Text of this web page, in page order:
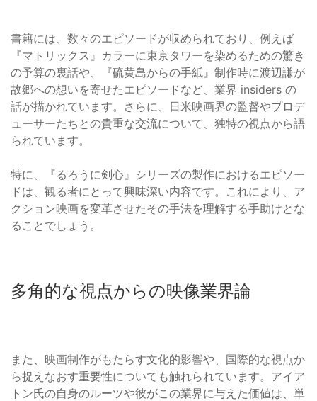
書籍には、数々のエピソードが収められており、例えば
『マトリックス』カラーに東京タワーを染めるための驚き
の予算の裏話や、『硫黄島からの手紙』制作時に渡辺謙が
故郷への想いを寄せたエピソードなど、業界 insiders の
話が描かれています。さらに、日米映画界の監督やプロデ
ューサーたちとの貴重な交流について、独特の視点から語
られています。
特に、『るろうに剣心』シリーズの製作におけるエピソー
ドは、観る者にとって興味深い内容です。これにより、ア
クション映画を変革させたその手法を理解する手助けとな
ることでしょう。
多角的な視点からの映像業界論
また、映画制作がもたらす文化的影響や、国際的な視点か
ら捉えなおす重要性についても触れられています。アイア
トン氏の自身のルーツや彼がこの業界に与えた価値は、単